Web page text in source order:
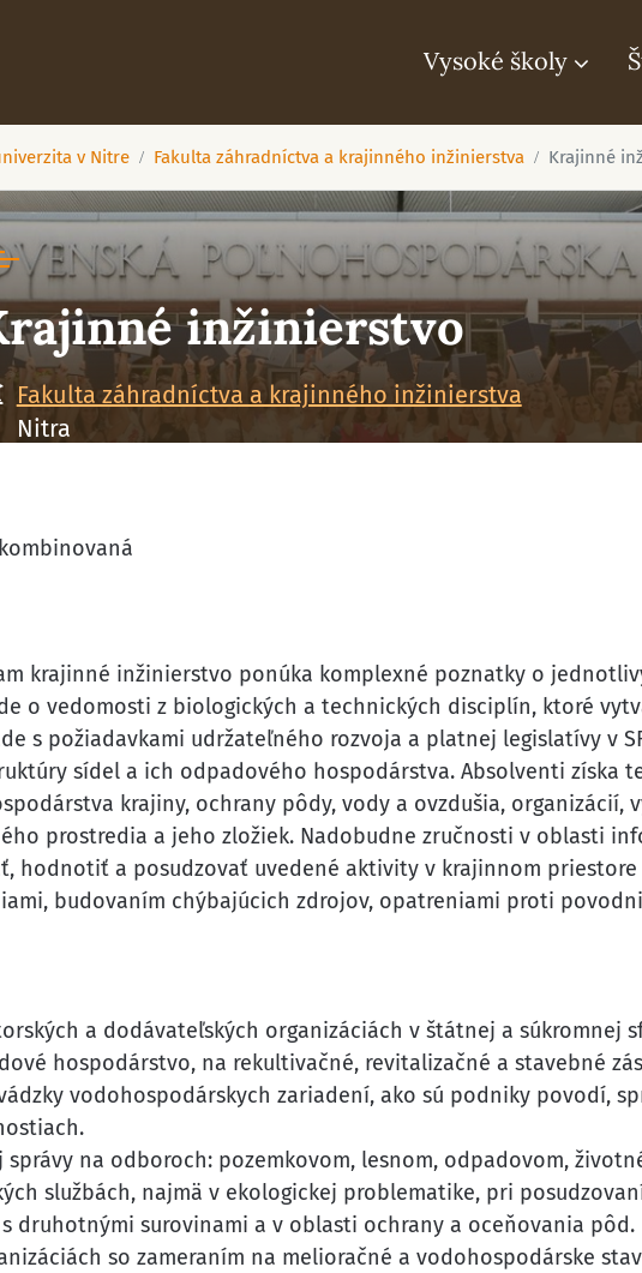
Vysoké školy
v Nitre Fakulta záhradníctva a krajinného inžinierstva Krajinné
inžinierstvo
Fakulta záhradníctva a krajinného inžinierstva
Nitra
krajinné inžinierstvo ponúka komplexné poznatky o
o vedomosti z biologických a technických disciplín, ktoré
s požiadavkami udržateľného rozvoja a platnej legislatívy v
sídel a ich odpadového hospodárstva. Absolventi získa
krajiny, ochrany pôdy, vody a ovzdušia, organizácií,
prostredia a jeho zložiek. Nadobudne zručnosti v oblasti
hodnotiť a posudzovať uvedené aktivity v krajinnom
budovaním chýbajúcich zdrojov, opatreniami proti
a dodávateľských organizáciách v štátnej a súkromnej
hospodárstvo, na rekultivačné, revitalizačné a stavebné
vodohospodárskych zariadení, ako sú podniky povodí,
na odboroch: pozemkovom, lesnom, odpadovom,
službách, najmä v ekologickej problematike, pri
druhotnými surovinami a v oblasti ochrany a oceňovania pôd.
so zameraním na melioračné a vodohospodárske